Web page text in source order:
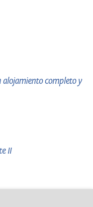
alojamiento completo y
II